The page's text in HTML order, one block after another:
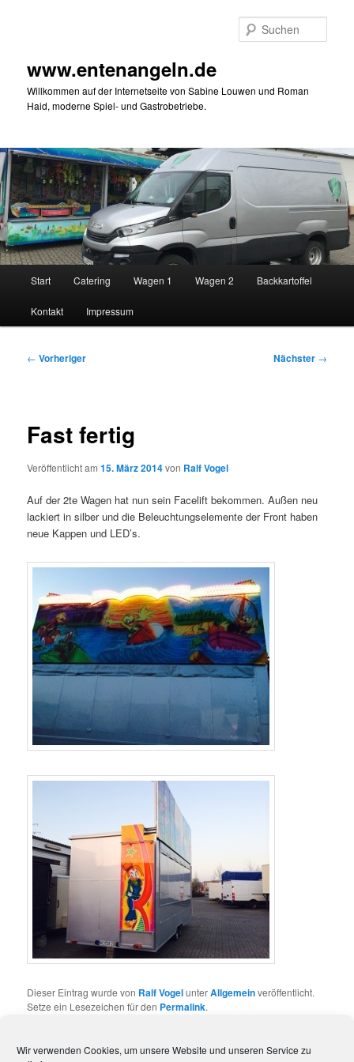
Wir verwenden Cookies, um unsere Website und unseren Service zu
www.entenangeln.de
Willkommen auf der Internetseite von Sabine Louwen und Roman
Haid, moderne Spiel- und Gastrobetriebe.
Start Catering Wagen 1 Wagen 2 Backkartoffel
Kontakt Impressum
Beitragsnavigation
← Vorheriger Nächster →
Fast fertig
Veröffentlicht am15. März 2014von Ralf Vogel
Auf der 2te Wagen hat nun sein Facelift bekommen. Außen neu
lackiert in silber und die Beleuchtungselemente der Front haben
neue Kappen und LED’s.
Dieser Eintrag wurde von Ralf VogelunterAllgemeinveröffentlicht.
Setze ein Lesezeichen für den Permalink.
Impressum